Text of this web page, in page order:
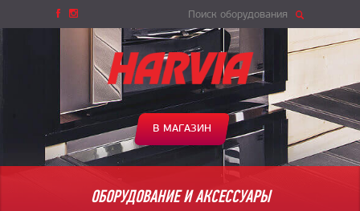
Поиск оборудования
В МАГАЗИН
ОБОРУДОВАНИЕ И АКСЕССУАРЫ